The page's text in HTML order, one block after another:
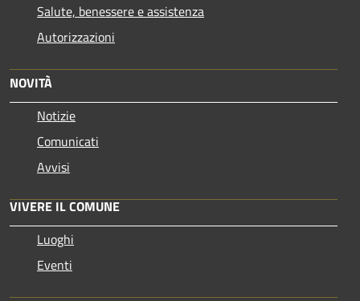
Salute, benessere e assistenza
Autorizzazioni
NOVITÀ
Notizie
Comunicati
Avvisi
VIVERE IL COMUNE
Luoghi
Eventi